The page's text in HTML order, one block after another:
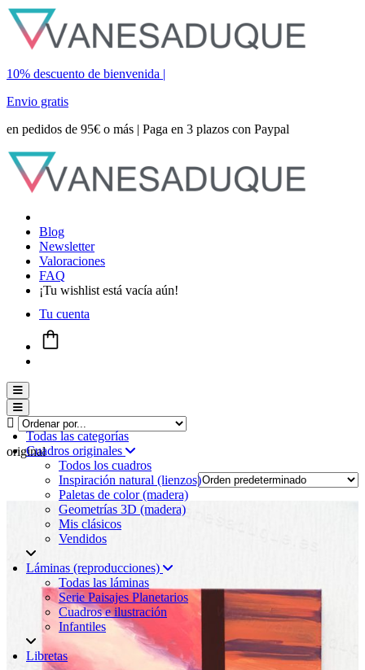
10% descuento de bienvenida |
Envio gratis
en pedidos de 95€ o más | Paga en 3 plazos con Paypal
Blog
Newsletter
Valoraciones
FAQ
¡Tu wishlist está vacía aún!
Tu cuenta
Menú conmutador hamburguesa
Todas las categorías
Cuadros originales
Todos los cuadros
Inspiración natural (lienzos)
Paletas de color (madera)
Geometrías 3D (madera)
Mis clásicos
Vendidos
Láminas (reproducciones)
Todas las láminas
Serie Paisajes Planetarios
Cuadros e ilustración
Infantiles
Libretas
Menú conmutador hamburguesa
original